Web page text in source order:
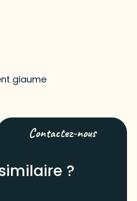
giaume
Contactez-nous
?